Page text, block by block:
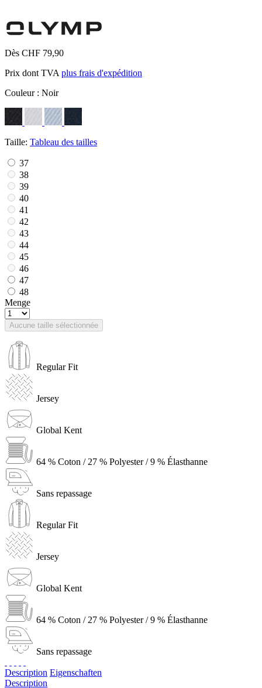
Dès CHF 79,90
Prix dont TVA plus frais d'expédition
Couleur : Noir
Taille: Tableau des tailles
37
38
39
40
41
42
43
44
45
46
47
48
Menge
Aucune taille sélectionnée
Regular Fit
Jersey
Global Kent
64 % Coton / 27 % Polyester / 9 % Élasthanne
Sans repassage
Regular Fit
Jersey
Global Kent
64 % Coton / 27 % Polyester / 9 % Élasthanne
Sans repassage
Description Eigenschaften
Description